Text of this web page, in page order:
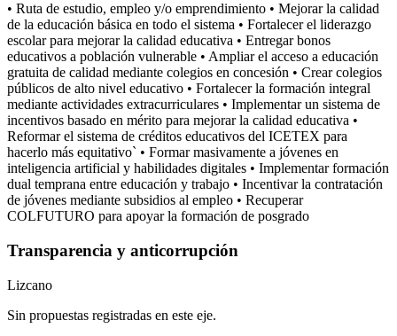
• Ruta de estudio, empleo y/o emprendimiento • Mejorar la calidad
de la educación básica en todo el sistema • Fortalecer el liderazgo
escolar para mejorar la calidad educativa • Entregar bonos
educativos a población vulnerable • Ampliar el acceso a educación
gratuita de calidad mediante colegios en concesión • Crear colegios
públicos de alto nivel educativo • Fortalecer la formación integral
mediante actividades extracurriculares • Implementar un sistema de
incentivos basado en mérito para mejorar la calidad educativa •
Reformar el sistema de créditos educativos del ICETEX para
hacerlo más equitativo` • Formar masivamente a jóvenes en
inteligencia artificial y habilidades digitales • Implementar formación
dual temprana entre educación y trabajo • Incentivar la contratación
de jóvenes mediante subsidios al empleo • Recuperar
COLFUTURO para apoyar la formación de posgrado
Transparencia y anticorrupción
Lizcano
Sin propuestas registradas en este eje.